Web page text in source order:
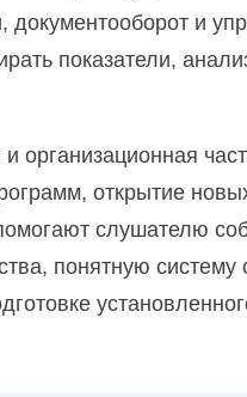
образования в
общего и
документооборот и
показатели,
организационная
открытие
слушателю
понятную